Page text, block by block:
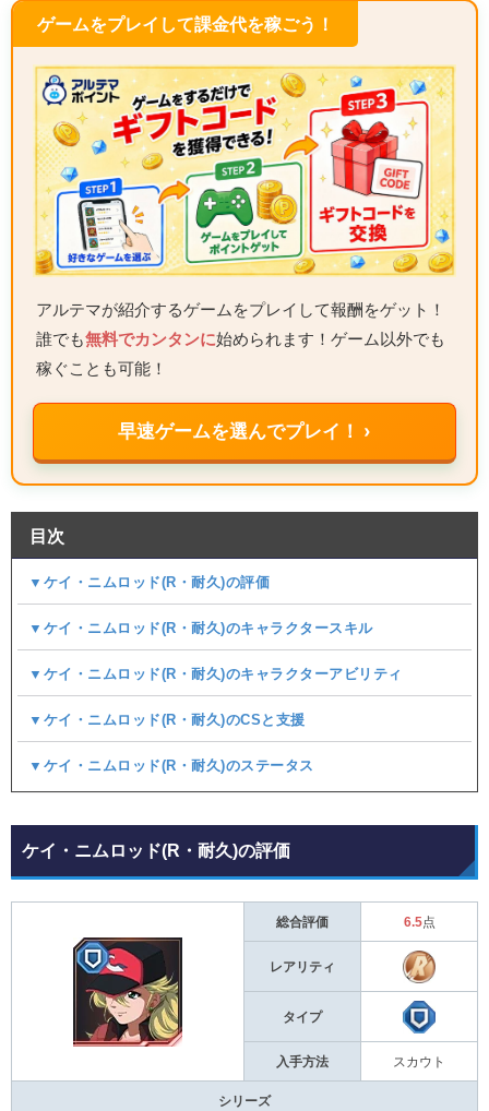
ゲームをプレイして課金代を稼ごう！
アルテマが紹介するゲームをプレイして報酬をゲット！
誰でも無料でカンタンに始められます！ゲーム以外でも
稼ぐことも可能！
早速ゲームを選んでプレイ！ ›
目次
▼ケイ・ニムロッド(R・耐久)の評価
▼ケイ・ニムロッド(R・耐久)のキャラクタースキル
▼ケイ・ニムロッド(R・耐久)のキャラクターアビリティ
▼ケイ・ニムロッド(R・耐久)のCSと支援
▼ケイ・ニムロッド(R・耐久)のステータス
ケイ・ニムロッド(R・耐久)の評価
総合評価 6.5点
レアリティ
タイプ
入手方法 スカウト
シリーズ